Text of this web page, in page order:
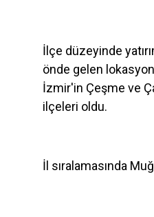
İlçe düzeyinde
önde gelen
İzmir'in Çeşme ve
ilçeleri oldu.
İl sıralamasında